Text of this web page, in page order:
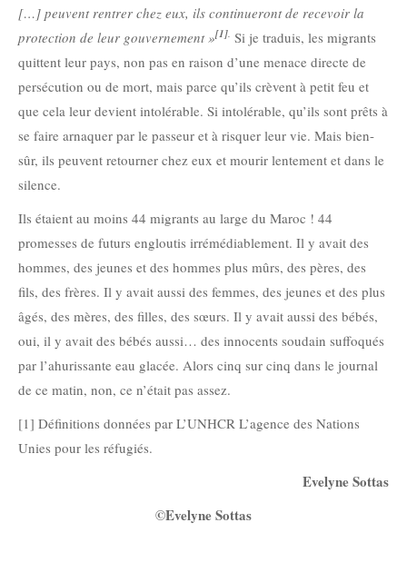
[…] peuvent rentrer chez eux, ils continueront de recevoir la
protection de leur gouvernement »[1]. Si je traduis, les migrants
quittent leur pays, non pas en raison d’une menace directe de
persécution ou de mort, mais parce qu’ils crèvent à petit feu et
que cela leur devient intolérable. Si intolérable, qu’ils sont prêts à
se faire arnaquer par le passeur et à risquer leur vie. Mais bien-
sûr, ils peuvent retourner chez eux et mourir lentement et dans le
silence.
Ils étaient au moins 44 migrants au large du Maroc ! 44
promesses de futurs engloutis irrémédiablement. Il y avait des
hommes, des jeunes et des hommes plus mûrs, des pères, des
fils, des frères. Il y avait aussi des femmes, des jeunes et des plus
âgés, des mères, des filles, des sœurs. Il y avait aussi des bébés,
oui, il y avait des bébés aussi… des innocents soudain suffoqués
par l’ahurissante eau glacée. Alors cinq sur cinq dans le journal
de ce matin, non, ce n’était pas assez.
[1] Définitions données par L’UNHCR L’agence des Nations
Unies pour les réfugiés.
Evelyne Sottas
©Evelyne Sottas